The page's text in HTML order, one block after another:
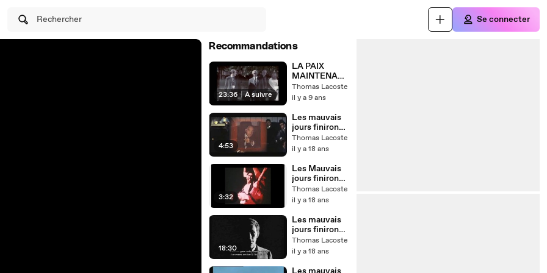
Rechercher Se connecter
Recommandations
23:36 | À suivre
LA PAIX
MAINTENANT
, Une
exigence
Thomas Lacoste
il y a 9 ans
4:53
Les mauvais
jours finiront -
introduction -
20e siècle
Thomas Lacoste
il y a 18 ans
3:32
Les Mauvais
jours finiront -
Préambule -
harangue de
Thomas Lacoste
il y a 18 ans
18:30
Les mauvais
jours finiront -
Chap 10 -
Bilan et
Thomas Lacoste
il y a 18 ans